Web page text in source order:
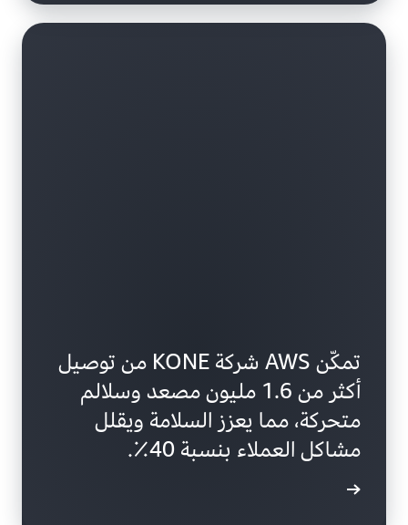
تمكّن AWS شركة KONE من توصيل
أكثر من 1.6 مليون مصعد وسلالم
متحركة، مما يعزز السلامة ويقلل
مشاكل العملاء بنسبة 40٪.